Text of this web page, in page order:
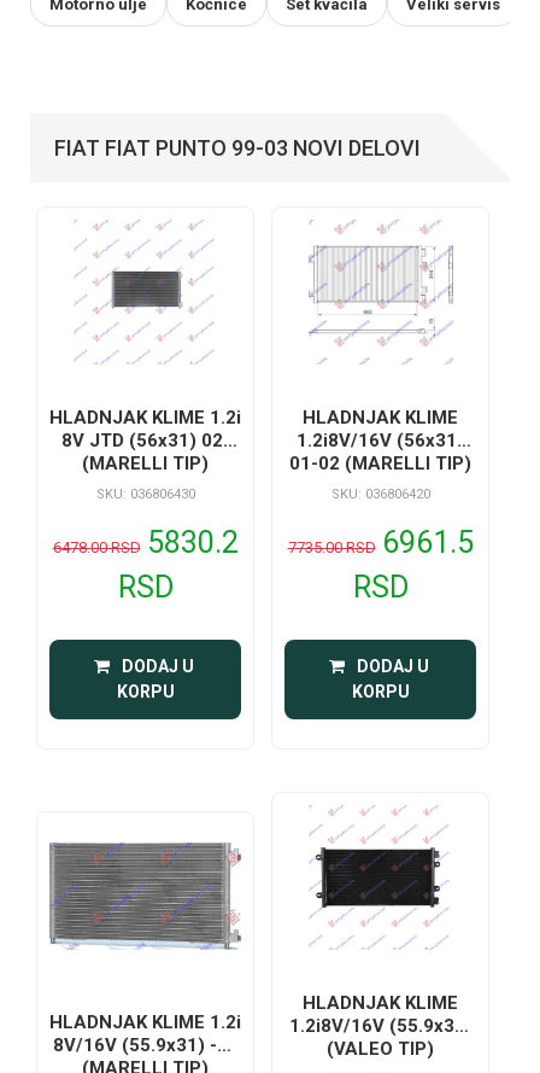
Motorno ulje Kočnice Set kvačila Veliki servis
FIAT FIAT PUNTO 99-03 NOVI DELOVI
HLADNJAK KLIME 1.2i
8V JTD (56x31) 02-
(MARELLI TIP)
SKU: 036806430
6478.00 RSD 5830.2
RSD
DODAJ U
KORPU
HLADNJAK KLIME
1.2i8V/16V (56x31)
01-02 (MARELLI TIP)
SKU: 036806420
7735.00 RSD 6961.5
RSD
DODAJ U
KORPU
HLADNJAK KLIME 1.2i
8V/16V (55.9x31) -00
(MARELLI TIP)
HLADNJAK KLIME
1.2i8V/16V (55.9x31)
(VALEO TIP)